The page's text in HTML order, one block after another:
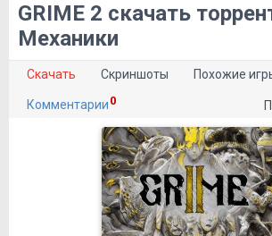
GRIME 2 скачать
Механики
Скачать Скриншоты Похожие
Комментарии 0